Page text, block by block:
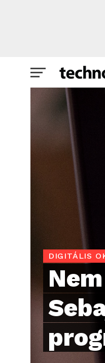
Nem sikerült
DIGITÁLIS